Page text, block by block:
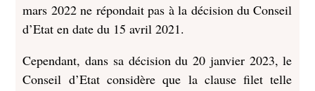
mars 2022 ne répondait pas à la décision du Conseil
d’Etat en date du 15 avril 2021.
Cependant, dans sa décision du 20 janvier 2023, le
Conseil d’Etat considère que la clause filet telle